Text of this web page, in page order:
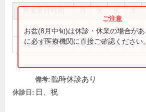
9:00～12:30 ● ● ● ●
14:30～18:00 ● ● ●
お盆(8月中旬)は休診・休業の場合が
に必ず医療機関に直接ご確認ください。
備考: 臨時休診あり
休診日: 日、祝